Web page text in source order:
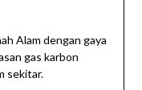
Alam dengan gaya
gas karbon
sekitar.